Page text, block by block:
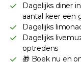
Dagelijks diner
aantal keer een
Dagelijks
Dagelijks
optredens
🎁 Boek nu en